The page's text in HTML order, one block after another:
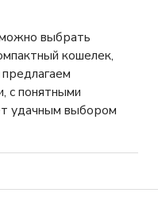
выбрать
кошелек,
с понятными
удачным выбором